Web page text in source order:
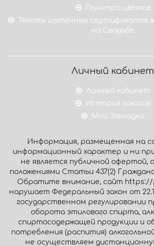
Палитра цветов
Тексты шуточных сертификатов
на Свадьбе
Личный кабинет
Личный кабинет
История заказов
Мои Закладки
Информация, размещенная на
информационный характер и ни при
не является публичной офертой,
положениями Статьи 437(2)
Обратите внимание, сайт https://
нарушает Федеральный закон от
государственном регулировании
оборота этилового спирта,
спиртосодержащей продукции и
потребления (распития)
не осуществляем